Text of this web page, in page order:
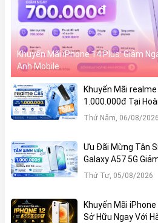
Khuyến Mãi iPhone 14 Plus: Giảm
Anh Mobile
Khuyến Mãi
1.000.000đ Tại
Thứ Năm, 06/08/2026
Ưu Đãi Mừng Tân
Galaxy A57 5G
Thứ Tư, 05/08/2026
Khuyến Mãi
Sở Hữu Ngay Với